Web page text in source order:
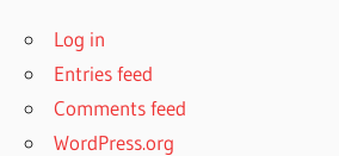
Log in
Entries feed
Comments feed
WordPress.org